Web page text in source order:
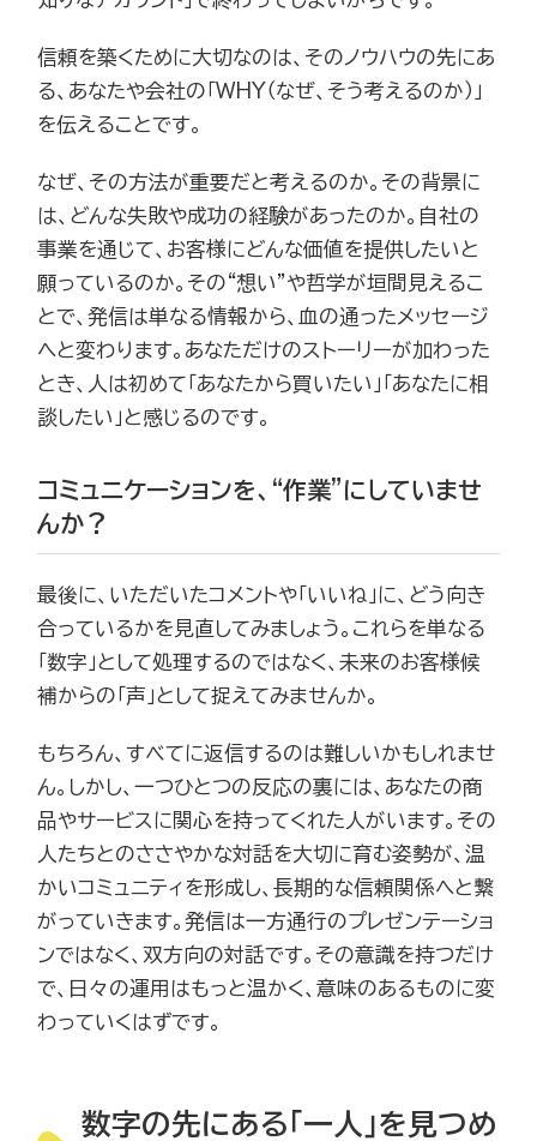
信頼を築くために大切なのは、そのノウハウの先にあ
る、あなたや会社の「WHY（なぜ、そう考えるのか）」
を伝えることです。
なぜ、その方法が重要だと考えるのか。その背景に
は、どんな失敗や成功の経験があったのか。自社の
事業を通じて、お客様にどんな価値を提供したいと
願っているのか。その“想い”や哲学が垣間見えるこ
とで、発信は単なる情報から、血の通ったメッセージ
へと変わります。あなただけのストーリーが加わった
とき、人は初めて「あなたから買いたい」「あなたに相
談したい」と感じるのです。
コミュニケーションを、“作業”にしていませ
んか？
最後に、いただいたコメントや「いいね」に、どう向き
合っているかを見直してみましょう。これらを単なる
「数字」として処理するのではなく、未来のお客様候
補からの「声」として捉えてみませんか。
もちろん、すべてに返信するのは難しいかもしれませ
ん。しかし、一つひとつの反応の裏には、あなたの商
品やサービスに関心を持ってくれた人がいます。その
人たちとのささやかな対話を大切に育む姿勢が、温
かいコミュニティを形成し、長期的な信頼関係へと繋
がっていきます。発信は一方通行のプレゼンテーショ
ンではなく、双方向の対話です。その意識を持つだけ
で、日々の運用はもっと温かく、意味のあるものに変
わっていくはずです。
数字の先にある「一人」を見つめ